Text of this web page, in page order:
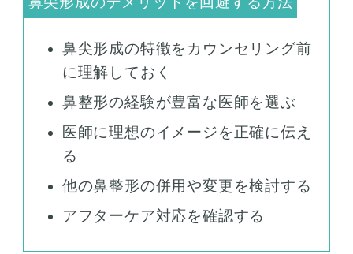
鼻尖形成の特徴をカウンセリング前
に理解しておく
鼻整形の経験が豊富な医師を選ぶ
医師に理想のイメージを正確に伝え
る
他の鼻整形の併用や変更を検討する
アフターケア対応を確認する